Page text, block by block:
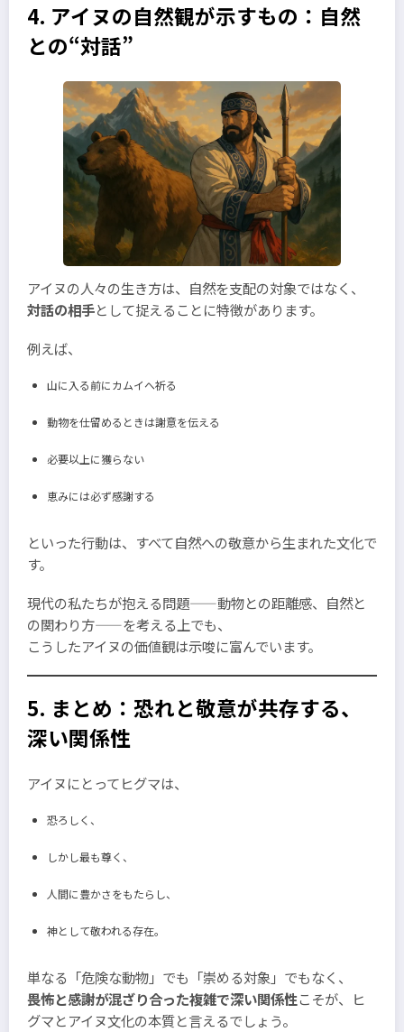
4. アイヌの自然観が示すもの：自然
との“対話”
アイヌの人々の生き方は、自然を支配の対象ではなく、
対話の相手として捉えることに特徴があります。
例えば、
山に入る前にカムイへ祈る
動物を仕留めるときは謝意を伝える
必要以上に獲らない
恵みには必ず感謝する
といった行動は、すべて自然への敬意から生まれた文化で
す。
現代の私たちが抱える問題——動物との距離感、自然と
の関わり方——を考える上でも、
こうしたアイヌの価値観は示唆に富んでいます。
5. まとめ：恐れと敬意が共存する、
深い関係性
アイヌにとってヒグマは、
恐ろしく、
しかし最も尊く、
人間に豊かさをもたらし、
神として敬われる存在。
単なる「危険な動物」でも「崇める対象」でもなく、
畏怖と感謝が混ざり合った複雑で深い関係性こそが、ヒ
グマとアイヌ文化の本質と言えるでしょう。